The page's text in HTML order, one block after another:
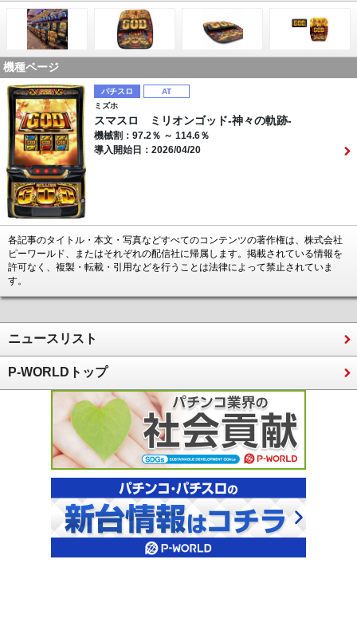
機種ページ
パチスロ
AT
ミズホ
スマスロ ミリオンゴッド‐神々の軌跡‐
機械割：97.2％ ～ 114.6％
導入開始日：2026/04/20
各記事のタイトル・本文・写真などすべてのコンテンツの著作権は、株式会社
ピーワールド、またはそれぞれの配信社に帰属します。掲載されている情報を
許可なく、複製・転載・引用などを行うことは法律によって禁止されていま
す。
ニュースリスト
P-WORLDトップ